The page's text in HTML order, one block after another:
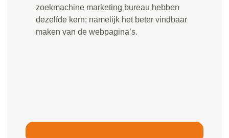
zoekmachine marketing bureau hebben
dezelfde kern: namelijk het beter vindbaar
maken van de webpagina’s.